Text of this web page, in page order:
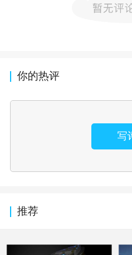
你的热评
写
推荐